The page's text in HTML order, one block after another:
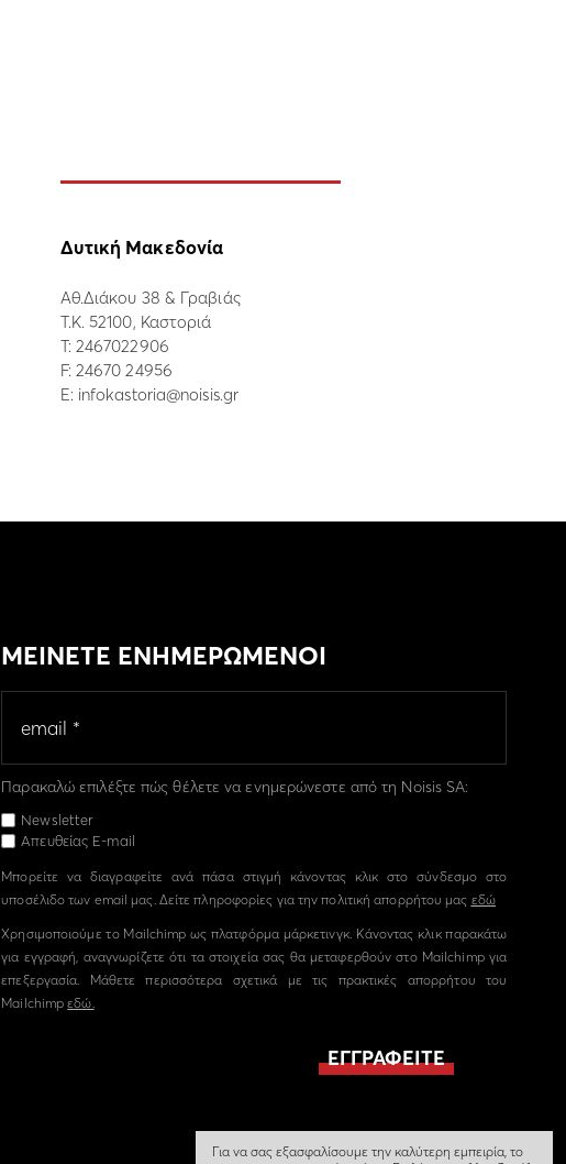
Δυτική Μακεδονία
Αθ.Διάκου 38 & Γραβιάς
Τ.Κ. 52100, Καστοριά
Τ: 2467022906
F: 24670 24956
E: infokastoria@noisis.gr
ΜΕΙΝΕΤΕ ΕΝΗΜΕΡΩΜΕΝΟΙ
Παρακαλώ επιλέξτε πώς θέλετε να ενημερώνεστε από τη Noisis SA:
Newsletter
Απευθείας E-mail
Μπορείτε να διαγραφείτε ανά πάσα στιγμή κάνοντας κλικ στο σύνδεσμο στο
υποσέλιδο των email μας. Δείτε πληροφορίες για την πολιτική απορρήτου μας εδώ
Χρησιμοποιούμε το Mailchimp ως πλατφόρμα μάρκετινγκ. Κάνοντας κλικ παρακάτω
για εγγραφή, αναγνωρίζετε ότι τα στοιχεία σας θα μεταφερθούν στο Mailchimp για
επεξεργασία. Μάθετε περισσότερα σχετικά με τις πρακτικές απορρήτου του
Mailchimpεδώ.
Για να σας εξασφαλίσουμε την καλύτερη εμπειρία, το